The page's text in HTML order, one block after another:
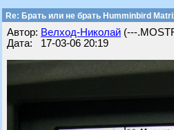
Re: Брать или не брать Humminbird
Автор: Велход-Николай (---
Дата: 17-03-06 20:19